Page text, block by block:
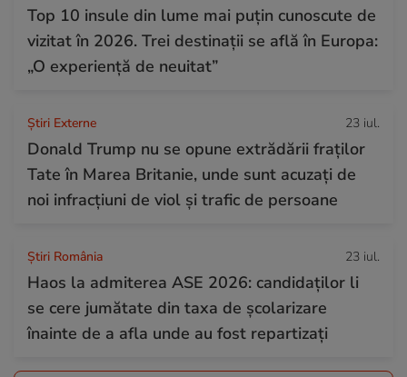
Top 10 insule din lume mai puțin cunoscute de
vizitat în 2026. Trei destinații se află în Europa:
„O experiență de neuitat”
Știri Externe 23 iul.
Donald Trump nu se opune extrădării fraților
Tate în Marea Britanie, unde sunt acuzați de
noi infracțiuni de viol și trafic de persoane
Știri România 23 iul.
Haos la admiterea ASE 2026: candidaților li
se cere jumătate din taxa de școlarizare
înainte de a afla unde au fost repartizați